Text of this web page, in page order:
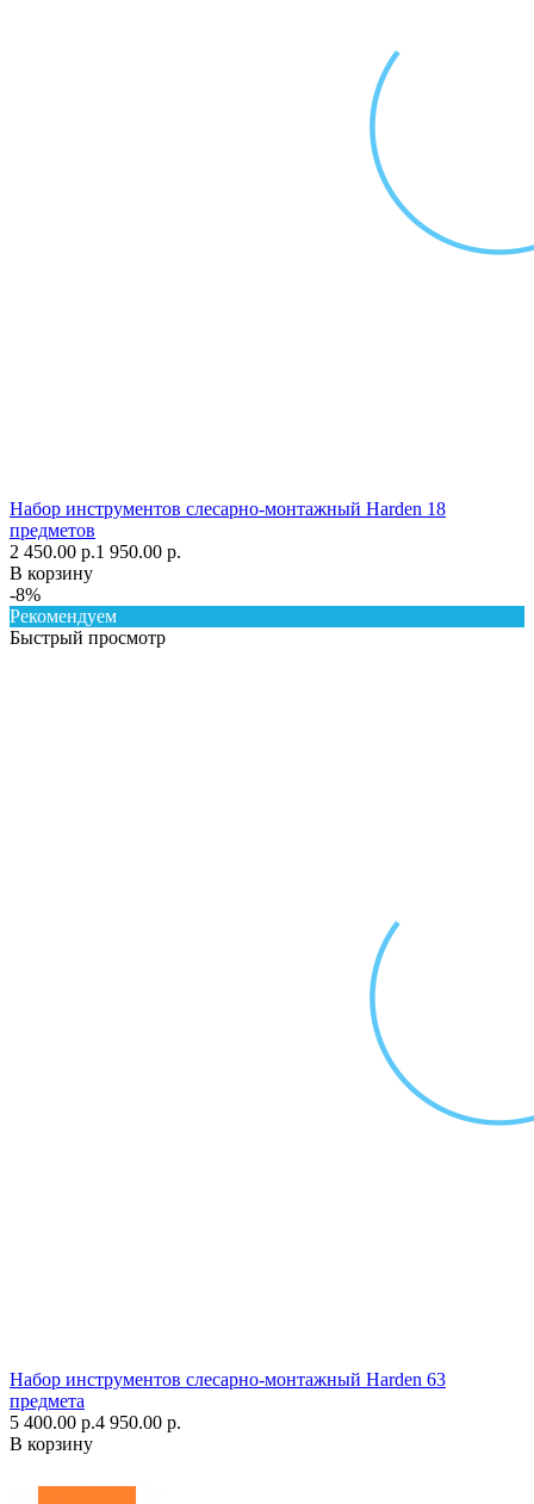
Набор инструментов слесарно-монтажный Harden 18
предметов
2 450.00 р.1 950.00 р.
В корзину
-8%
Рекомендуем
Быстрый просмотр
Набор инструментов слесарно-монтажный Harden 63
предмета
5 400.00 р.4 950.00 р.
В корзину